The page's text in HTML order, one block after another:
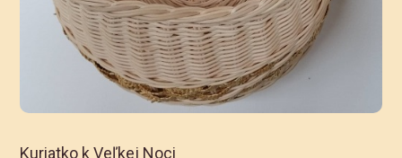
Kuriatko k Veľkej Noci